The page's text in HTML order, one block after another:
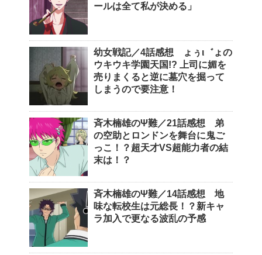
ールは全て私が決める」
幼女戦記／4話感想 ょぅι゛ょの
ウキウキ学園天国!? 上司に媚を
売りまくると逆に墓穴を掘って
しまうので要注意！
斉木楠雄のΨ難／21話感想 弟
の空助とロンドンを舞台に鬼ご
っこ！？超天才VS超能力者の結
末は！？
斉木楠雄のΨ難／14話感想 地
味な転校生は元総長！？新キャ
ラ加入で更なる波乱の予感